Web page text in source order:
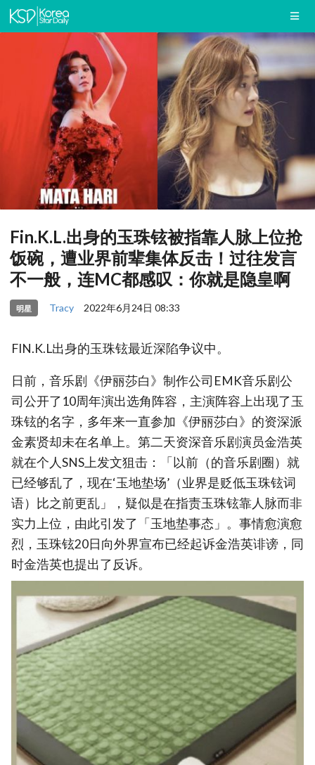
Fin.K.L.出身的玉珠铉被指靠人脉上位抢
饭碗，遭业界前辈集体反击！过往发言
不一般，连MC都感叹：你就是隐皇啊
明星 Tracy 2022年6月24日 08:33
FIN.K.L出身的玉珠铉最近深陷争议中。
日前，音乐剧《伊丽莎白》制作公司EMK音乐剧公
司公开了10周年演出选角阵容，主演阵容上出现了玉
珠铉的名字，多年来一直参加《伊丽莎白》的资深派
金素贤却未在名单上。第二天资深音乐剧演员金浩英
就在个人SNS上发文狙击：「以前（的音乐剧圈）就
已经够乱了，现在‘玉地垫场’（业界是贬低玉珠铉词
语）比之前更乱」，疑似是在指责玉珠铉靠人脉而非
实力上位，由此引发了「玉地垫事态」。事情愈演愈
烈，玉珠铉20日向外界宣布已经起诉金浩英诽谤，同
时金浩英也提出了反诉。